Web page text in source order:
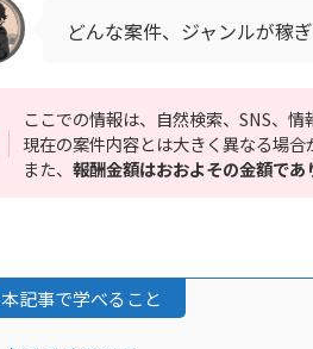
どんな案件、ジャンルが稼
ここでの情報は、自然検索、SNS、情
現在の案件内容とは大きく異なる場合
また、報酬金額はおおよその金額で
本記事で学べること